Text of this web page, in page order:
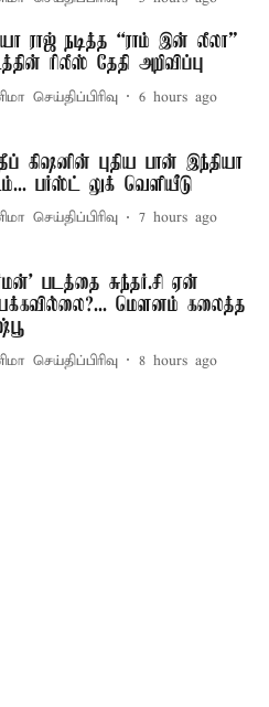
ராஜ் நடித்த “ராம் இன் லீலா”
ரிலீஸ் தேதி அறிவிப்பு
செய்திப்பிரிவு 6 hours ago
கிஷனின் புதிய பான் இந்தியா
பர்ஸ்ட் லுக் வெளியீடு
செய்திப்பிரிவு 7 hours ago
படத்தை சுந்தர்.சி ஏன்
மௌனம் கலைத்த
செய்திப்பிரிவு 8 hours ago